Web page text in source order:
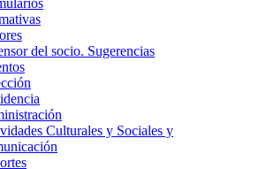
del socio. Sugerencias
Culturales y Sociales y